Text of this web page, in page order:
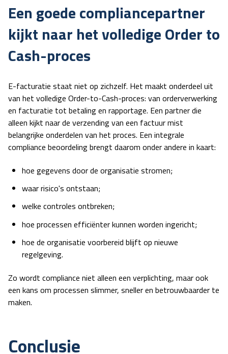
Een goede compliancepartner
kijkt naar het volledige Order to
Cash-proces
E-facturatie staat niet op zichzelf. Het maakt onderdeel uit
van het volledige Order-to-Cash-proces: van orderverwerking
en facturatie tot betaling en rapportage. Een partner die
alleen kijkt naar de verzending van een factuur mist
belangrijke onderdelen van het proces. Een integrale
compliance beoordelingbrengt daarom onder andere in kaart:
hoe gegevens door de organisatie stromen;
waar risico's ontstaan;
welke controles ontbreken;
hoe processen efficiënter kunnen worden ingericht;
hoe de organisatie voorbereid blijft op nieuwe
regelgeving.
Zo wordt compliance niet alleen een verplichting, maar ook
een kans om processen slimmer, sneller en betrouwbaarder te
maken.
Conclusie